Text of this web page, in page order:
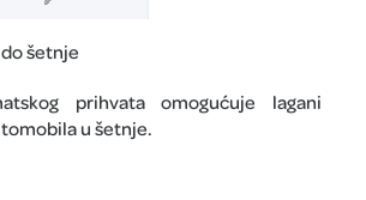
šetnje
prihvata omogućuje lagani
u šetnje.